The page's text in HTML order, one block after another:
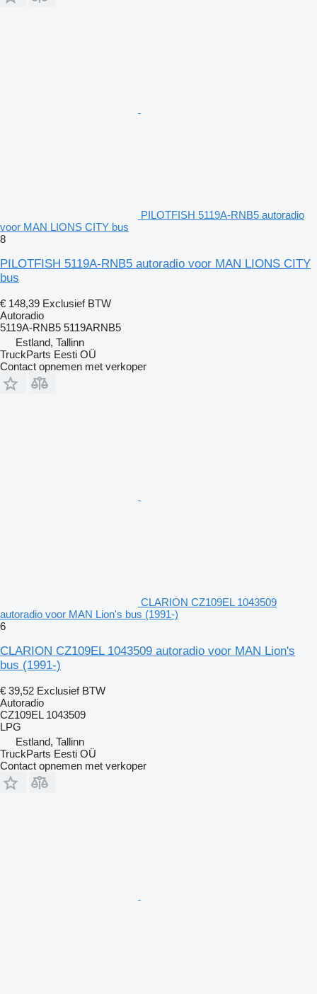
PILOTFISH 5119A-RNB5 autoradio
voor MAN LIONS CITY bus
8
PILOTFISH 5119A-RNB5 autoradio voor MAN LIONS CITY
bus
€ 148,39 Exclusief BTW
Autoradio
5119A-RNB5 5119ARNB5
Estland, Tallinn
TruckParts Eesti OÜ
Contact opnemen met verkoper
CLARION CZ109EL 1043509
autoradio voor MAN Lion's bus (1991-)
6
CLARION CZ109EL 1043509 autoradio voor MAN Lion's
bus (1991-)
€ 39,52 Exclusief BTW
Autoradio
CZ109EL 1043509
LPG
Estland, Tallinn
TruckParts Eesti OÜ
Contact opnemen met verkoper